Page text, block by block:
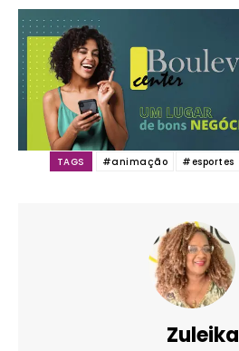
TAGS #animação #esportes
Zuleika